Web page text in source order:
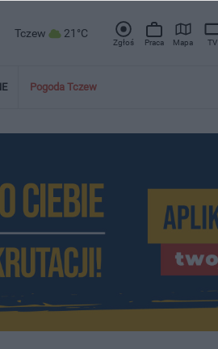
Tczew 21°C
Zgłoś Praca Mapa TV
Pogoda Tczew